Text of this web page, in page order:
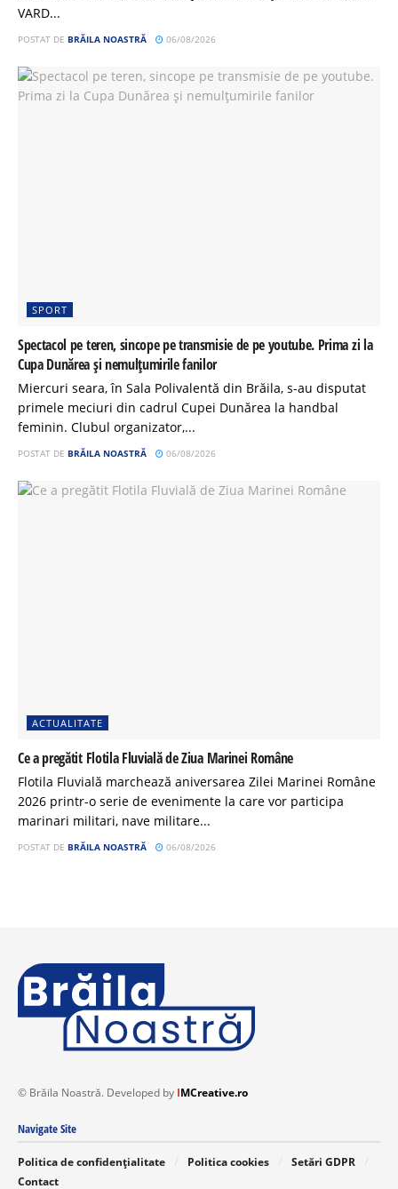
VARD...
POSTAT DE BRĂILA NOASTRĂ 06/08/2026
SPORT
Spectacol pe teren, sincope pe transmisie de pe youtube. Prima zi la
Cupa Dunărea și nemulțumirile fanilor
Miercuri seara, în Sala Polivalentă din Brăila, s-au disputat
primele meciuri din cadrul Cupei Dunărea la handbal
feminin. Clubul organizator,...
POSTAT DE BRĂILA NOASTRĂ 06/08/2026
ACTUALITATE
Ce a pregătit Flotila Fluvială de Ziua Marinei Române
Flotila Fluvială marchează aniversarea Zilei Marinei Române
2026 printr-o serie de evenimente la care vor participa
marinari militari, nave militare...
POSTAT DE BRĂILA NOASTRĂ 06/08/2026
© Brăila Noastră. Developed by IMCreative.ro
Navigate Site
Politica de confidențialitate Politica cookies
Setări GDPR
Contact